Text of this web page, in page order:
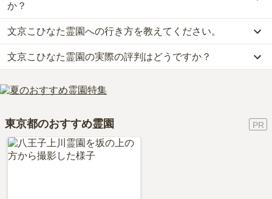
か？
文京こひなた霊園では、一般墓が約150万円からお求めいただけま
す。
なお、文京こひなた霊園がある東京都の相場は、一般墓が約167万
円（墓石代別途）です。
お墓は、価格が高いものがよい、安いものが悪い、という訳ではあ
文京こひなた霊園への行き方を教えてください。
公共交通機関の場合、丸ノ内線「茗荷谷駅」から徒歩約10分です。
詳しいルートや地図は、本ページの「地図・交通アクセス」欄をご
確認ください。
文京こひなた霊園の実際の評判はどうですか？
当サイトに寄せられた総合評価は、3.7点です。特に交通利便性、
周辺施設が高く評価されています。
花は予め用意して持参する必要がある。周りの環境は静かで、墓地
の敷地は陽当たりが良いので穏やかな気持ちで墓参りすることが出
来る。」といったお声をいただいております。
東京都のおすすめ霊園